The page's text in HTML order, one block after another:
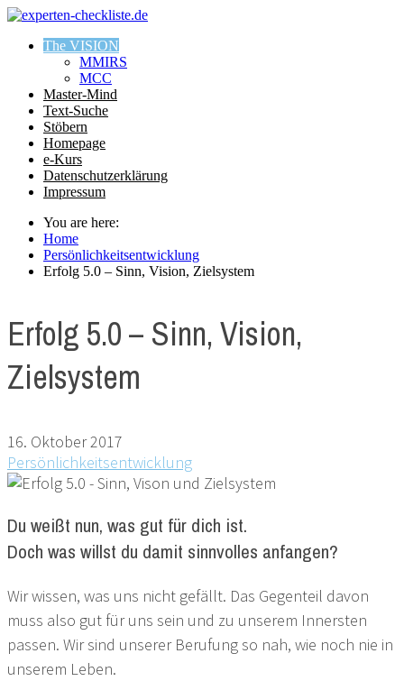
The VISION
MMIRS
MCC
Master-Mind
Text-Suche
Stöbern
Homepage
e-Kurs
Datenschutzerklärung
Impressum
You are here:
Home
Persönlichkeitsentwicklung
Erfolg 5.0 – Sinn, Vision, Zielsystem
Erfolg 5.0 – Sinn, Vision,
Zielsystem
16. Oktober 2017
Persönlichkeitsentwicklung
Du weißt nun, was gut für dich ist.
Doch was willst du damit sinnvolles anfangen?
Wir wissen, was uns nicht gefällt. Das Gegenteil davon
muss also gut für uns sein und zu unserem Innersten
passen. Wir sind unserer Berufung so nah, wie noch nie in
unserem Leben.